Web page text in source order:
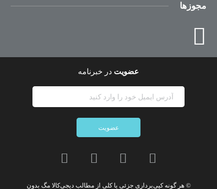
مجوزها
عضویت در خبرنامه
عضویت
© هر گونهکپی‌برداری جزئی یا کلی از مطالب دیجی‌کالا مگ بدون